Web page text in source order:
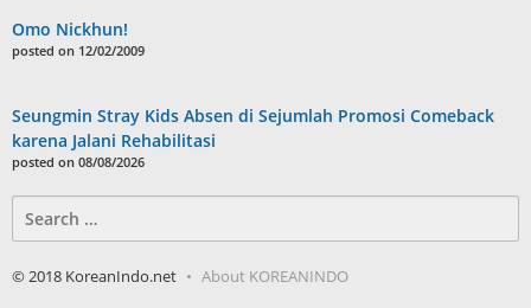
Omo Nickhun!
posted on 12/02/2009
Seungmin Stray Kids Absen di Sejumlah Promosi Comeback
karena Jalani Rehabilitasi
posted on 08/08/2026
for:
© 2018 KoreanIndo.net About KOREANINDO